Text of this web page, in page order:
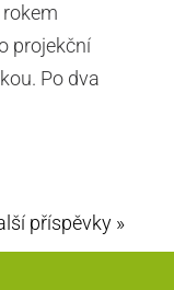
rokem
projekční
Po dva
příspěvky »